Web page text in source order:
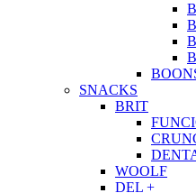
SNACKS
BRIT
WOOLF
DEL +